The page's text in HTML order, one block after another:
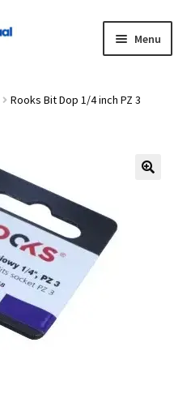
Menu
Rooks Bit Dop 1/4 inch PZ 3